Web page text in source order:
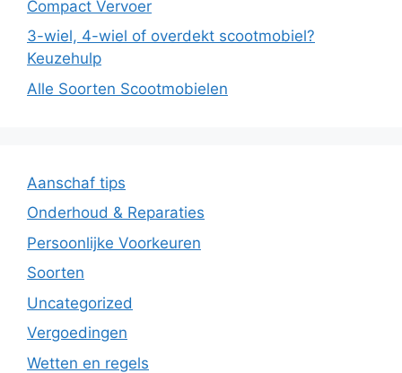
Compact Vervoer
3-wiel, 4-wiel of overdekt scootmobiel?
Keuzehulp
Alle Soorten Scootmobielen
Aanschaf tips
Onderhoud & Reparaties
Persoonlijke Voorkeuren
Soorten
Uncategorized
Vergoedingen
Wetten en regels